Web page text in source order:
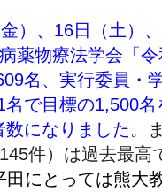
）、16日（土）
薬物療法学会「
名、実行委員・
で目標の1,500
になりました。
件）は過去最高
にとっては熊大